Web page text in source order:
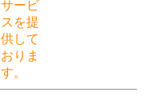
サービ
スを提
供して
おりま
す。